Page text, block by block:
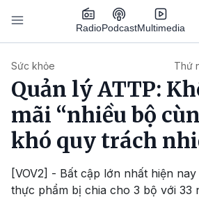
Nhảy đến nội dung
RadioPodcastMultimedia
Sức khỏe Thứ
Quản lý ATTP:
mãi “nhiều bộ
khó quy trách
[VOV2] - Bất cập lớn nhất hiện
thực phẩm bị chia cho 3 bộ với 33